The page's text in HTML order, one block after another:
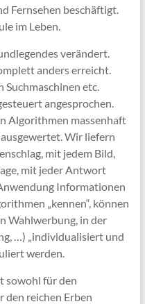
Fernsehen beschäftigt.
im Leben.
verändert.
anders erreicht.
Suchmaschinen etc.
angesprochen.
Algorithmen massenhaft
Wir liefern
mit jedem Bild,
mit jeder Antwort
Informationen
„kennen“, können
Wahlwerbung, in der
…) „individualisiert und
werden.
sowohl für den
den reichen Erben